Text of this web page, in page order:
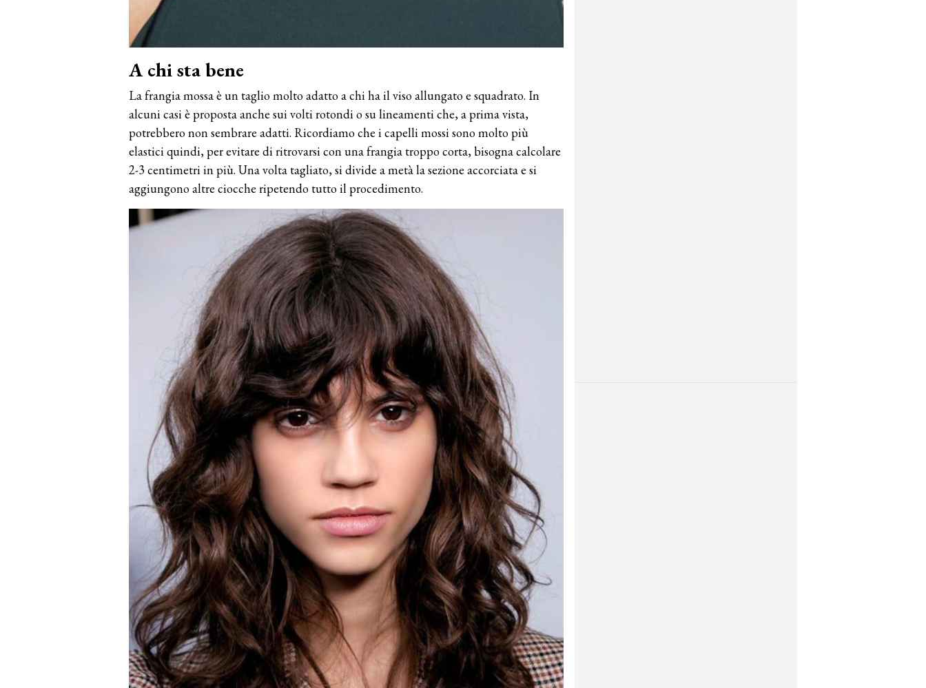
A chi sta bene
La frangia mossa è un taglio molto adatto a chi ha il viso allungato e squadrato. In
alcuni casi è proposta anche sui volti rotondi o su lineamenti che, a prima vista,
potrebbero non sembrare adatti. Ricordiamo che i capelli mossi sono molto più
elastici quindi, per evitare di ritrovarsi con una frangia troppo corta, bisogna calcolare
2-3 centimetri in più. Una volta tagliato, si divide a metà la sezione accorciata e si
aggiungono altre ciocche ripetendo tutto il procedimento.